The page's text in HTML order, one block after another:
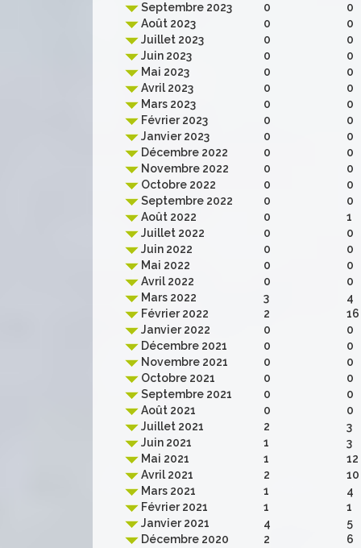
Septembre 2023
0
0
Août 2023
0
0
Juillet 2023
0
0
Juin 2023
0
0
Mai 2023
0
0
Avril 2023
0
0
Mars 2023
0
0
Février 2023
0
0
Janvier 2023
0
0
Décembre 2022
0
0
Novembre 2022
0
0
Octobre 2022
0
0
Septembre 2022
0
0
Août 2022
0
1
Juillet 2022
0
0
Juin 2022
0
0
Mai 2022
0
0
Avril 2022
0
0
Mars 2022
3
4
Février 2022
2
16
Janvier 2022
0
0
Décembre 2021
0
0
Novembre 2021
0
0
Octobre 2021
0
0
Septembre 2021
0
0
Août 2021
0
0
Juillet 2021
2
3
Juin 2021
1
3
Mai 2021
1
12
Avril 2021
2
10
Mars 2021
1
4
Février 2021
1
1
Janvier 2021
4
5
Décembre 2020
2
6